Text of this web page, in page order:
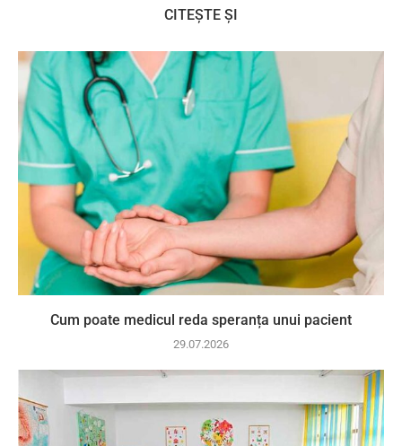
CITEȘTE ȘI
Cum poate medicul reda speranța unui pacient
29.07.2026